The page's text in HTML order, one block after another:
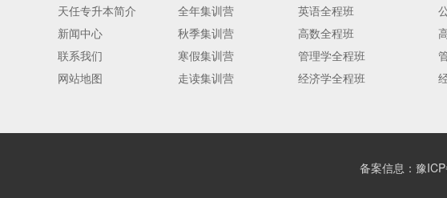
天任专升本简介
新闻中心
联系我们
网站地图
全年集训营
秋季集训营
寒假集训营
走读集训营
英语全程班
高数全程班
管理学全程班
经济学全程班
备案信息：豫